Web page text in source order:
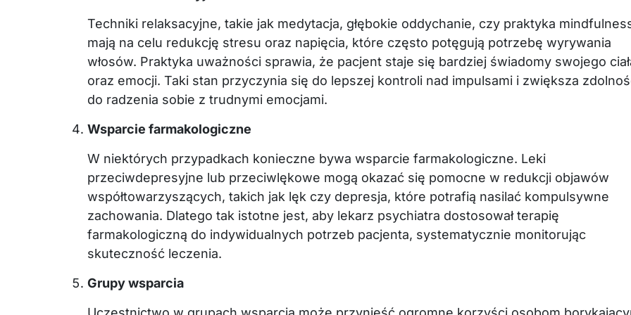
Techniki relaksacyjne, takie jak medytacja, głębokie oddychanie, czy praktyka
mają na celu redukcję stresu oraz napięcia, które często potęgują potrzebę wyrywania
włosów. Praktyka uważności sprawia, że pacjent staje się bardziej świadomy swojego
oraz emocji. Taki stan przyczynia się do lepszej kontroli nad impulsami i zwiększa
do radzenia sobie z trudnymi emocjami.
Wsparcie farmakologiczne
W niektórych przypadkach konieczne bywa wsparcie farmakologiczne. Leki
przeciwdepresyjne lub przeciwlękowe mogą okazać się pomocne w redukcji objawów
współtowarzyszących, takich jak lęk czy depresja, które potrafią nasilać kompulsywne
zachowania. Dlatego tak istotne jest, aby lekarz psychiatra dostosował terapię
farmakologiczną do indywidualnych potrzeb pacjenta, systematycznie monitorując
skuteczność leczenia.
Grupy wsparcia